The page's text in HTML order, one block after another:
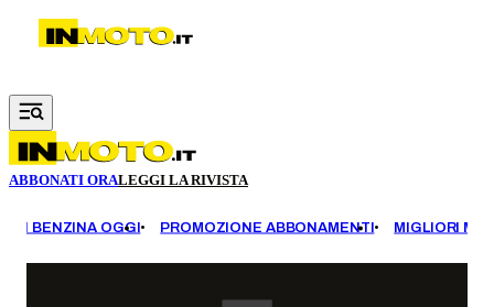
Vai al contenuto principale
ABBONATI ORALEGGI LA RIVISTA
BENZINA OGGI PROMOZIONE ABBONAMENTI MIGLIORI